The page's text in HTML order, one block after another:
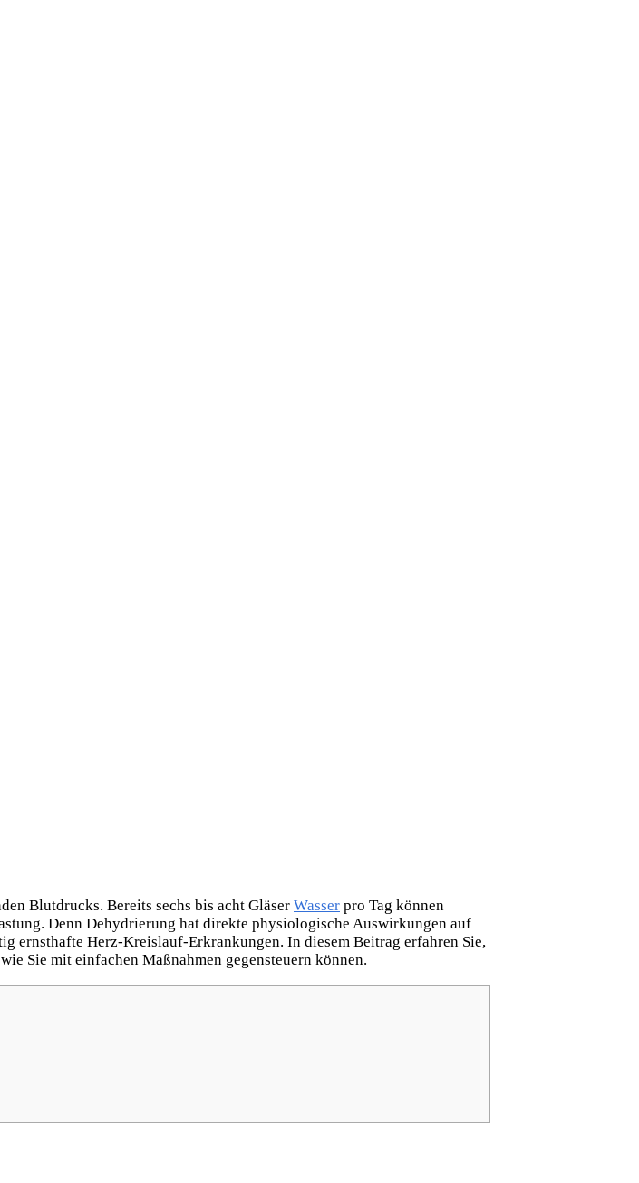
Blutdrucks. Bereits sechs bis acht Gläser Wasser pro Tag können
Denn Dehydrierung hat direkte physiologische Auswirkungen auf
ernsthafte Herz-Kreislauf-Erkrankungen. In diesem Beitrag erfahren Sie,
Sie mit einfachen Maßnahmen gegensteuern können.